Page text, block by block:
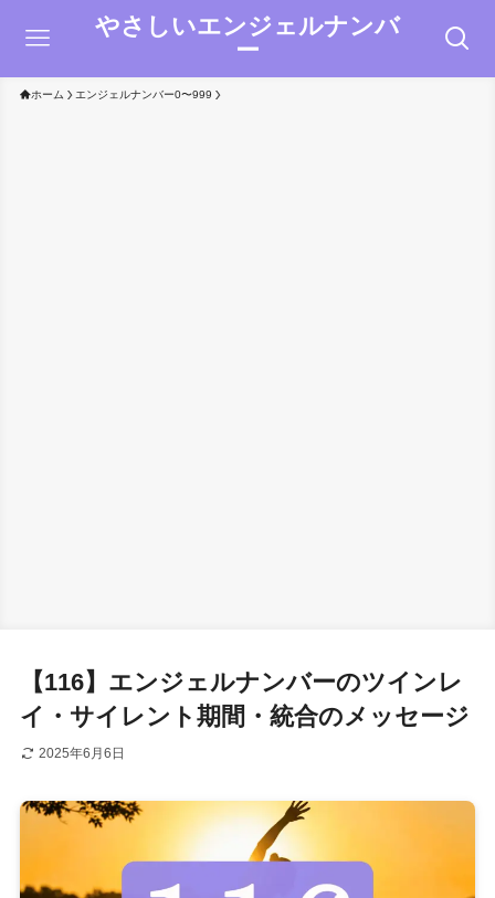
やさしいエンジェルナンバ
ー
ホーム エンジェルナンバー0〜999
【116】エンジェルナンバーのツインレ
イ・サイレント期間・統合のメッセージ
2025年6月6日